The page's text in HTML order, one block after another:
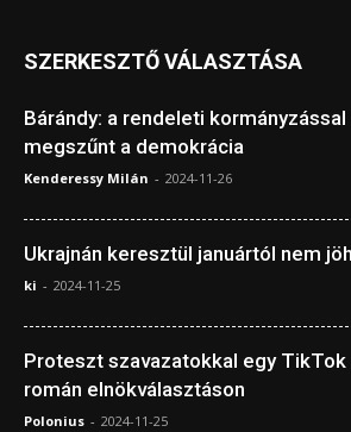
SZERKESZTŐ VÁLASZTÁSA
Bárándy: a rendeleti
megszűnt a demokrácia
Kenderessy Milán - 2024-11-26
Ukrajnán keresztül januártól nem
ki - 2024-11-25
Proteszt szavazatokkal egy
román elnökválasztáson
Polonius - 2024-11-25